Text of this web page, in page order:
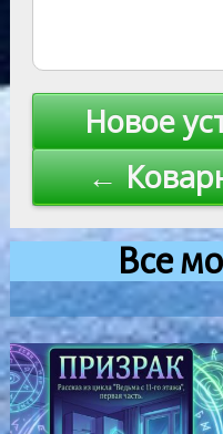
Навигация
по
записям
Новое
←
Все